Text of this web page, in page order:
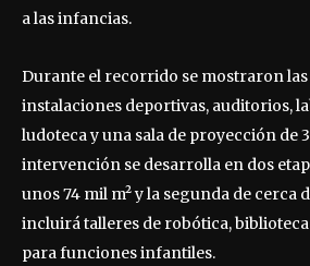
a las infancias.
Durante el recorrido se mostraron las
instalaciones deportivas, auditorios,
ludoteca y una sala de proyección de
intervención se desarrolla en dos
unos 74 mil m² y la segunda de cerca
incluirá talleres de robótica,
para funciones infantiles.